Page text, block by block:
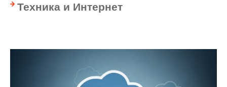
Техника и Интернет